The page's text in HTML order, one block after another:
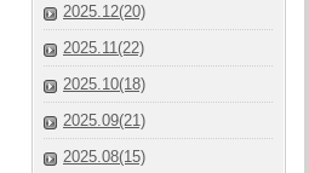
2025.12(20)
2025.11(22)
2025.10(18)
2025.09(21)
2025.08(15)